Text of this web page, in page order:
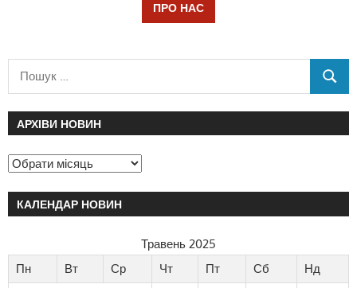
ПРО НАС
АРХІВИ НОВИН
КАЛЕНДАР НОВИН
Травень 2025
Пн
Вт Ср Чт Пт Сб
Нд